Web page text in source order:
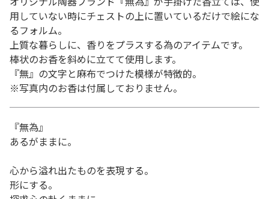
用していない時にチェストの上に置いているだけで絵にな
るフォルム。
上質な暮らしに、香りをプラスする為のアイテムです。
棒状のお香を斜めに立てて使用します。
『無』の文字と麻布でつけた模様が特徴的。
※写真内のお香は付属しておりません。
『無為』
あるがままに。
心から溢れ出たものを表現する。
形にする。